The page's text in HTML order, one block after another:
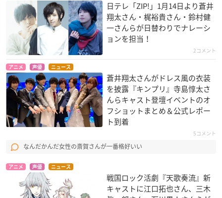
日テレ「ZIP!」1月14日より蒼井
翔太さん・梶裕貴さん・鈴村健
一さんらが日替わりでナレーシ
ョンを担当！
2コメント
アニメ 声優 ニュース
蒼井翔太さんがドレス風の衣装
を披露『キンプリ』寺島惇太さ
んらキャスト登壇イベントのオ
フショットまとめ＆公式レポー
ト到着
5コメント
なんだかんだ女性の斎賀さんが一番格好いい
アニメ 声優 ニュース
戦国ロック活劇『天歌奏流』新
キャストに江口拓也さん、三木